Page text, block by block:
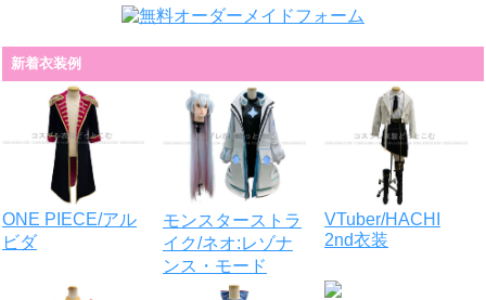
新着衣装例
ONE PIECE/アル
ビダ
モンスターストラ
イク/ネオ:レゾナ
ンス・モード
VTuber/HACHI
2nd衣装